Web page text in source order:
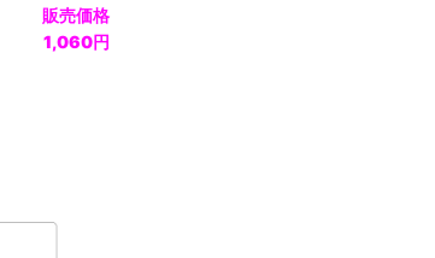
販売価格
1,060円